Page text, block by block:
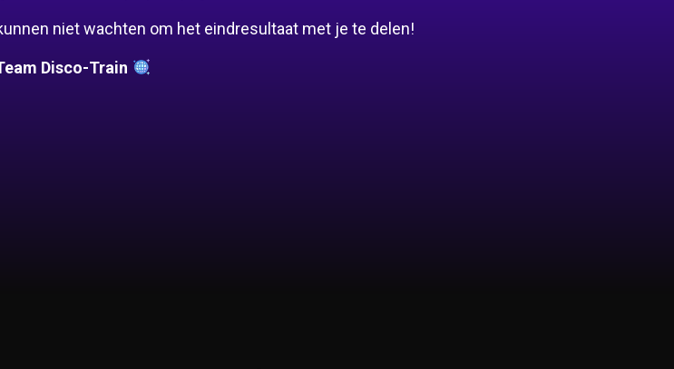
niet wachten om het eindresultaat met je te delen!
Disco-Train